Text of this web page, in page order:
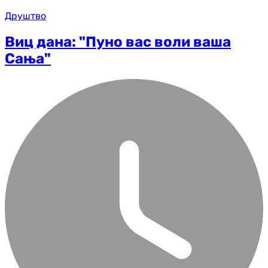
Друштво
Виц дана: "Пуно вас воли ваша
Сања"